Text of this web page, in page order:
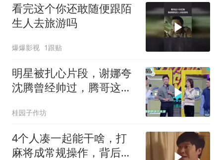
看完这个你还敢随便跟陌
生人去旅游吗
爆爆影视 1跟贴
明星被扎心片段，谢娜夸
沈腾曾经帅过，腾哥这表
桂园子作坊
4个人凑一起能干啥，打
麻将成常规操作，背后故